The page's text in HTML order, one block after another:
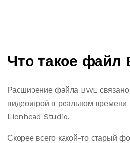
Что такое файл
Расширение файла BWE связано
видеоигрой в реальном
Lionhead Studio.
Скорее всего какой-то старый